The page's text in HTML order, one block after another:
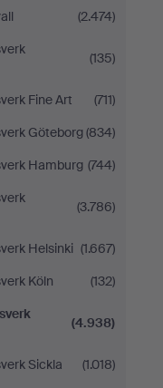
(2.474)
(135)
Fine Art
(711)
Göteborg(834)
Hamburg (744)
(3.786)
Helsinki (1.667)
Köln
(132)
(4.938)
Sickla
(1.018)